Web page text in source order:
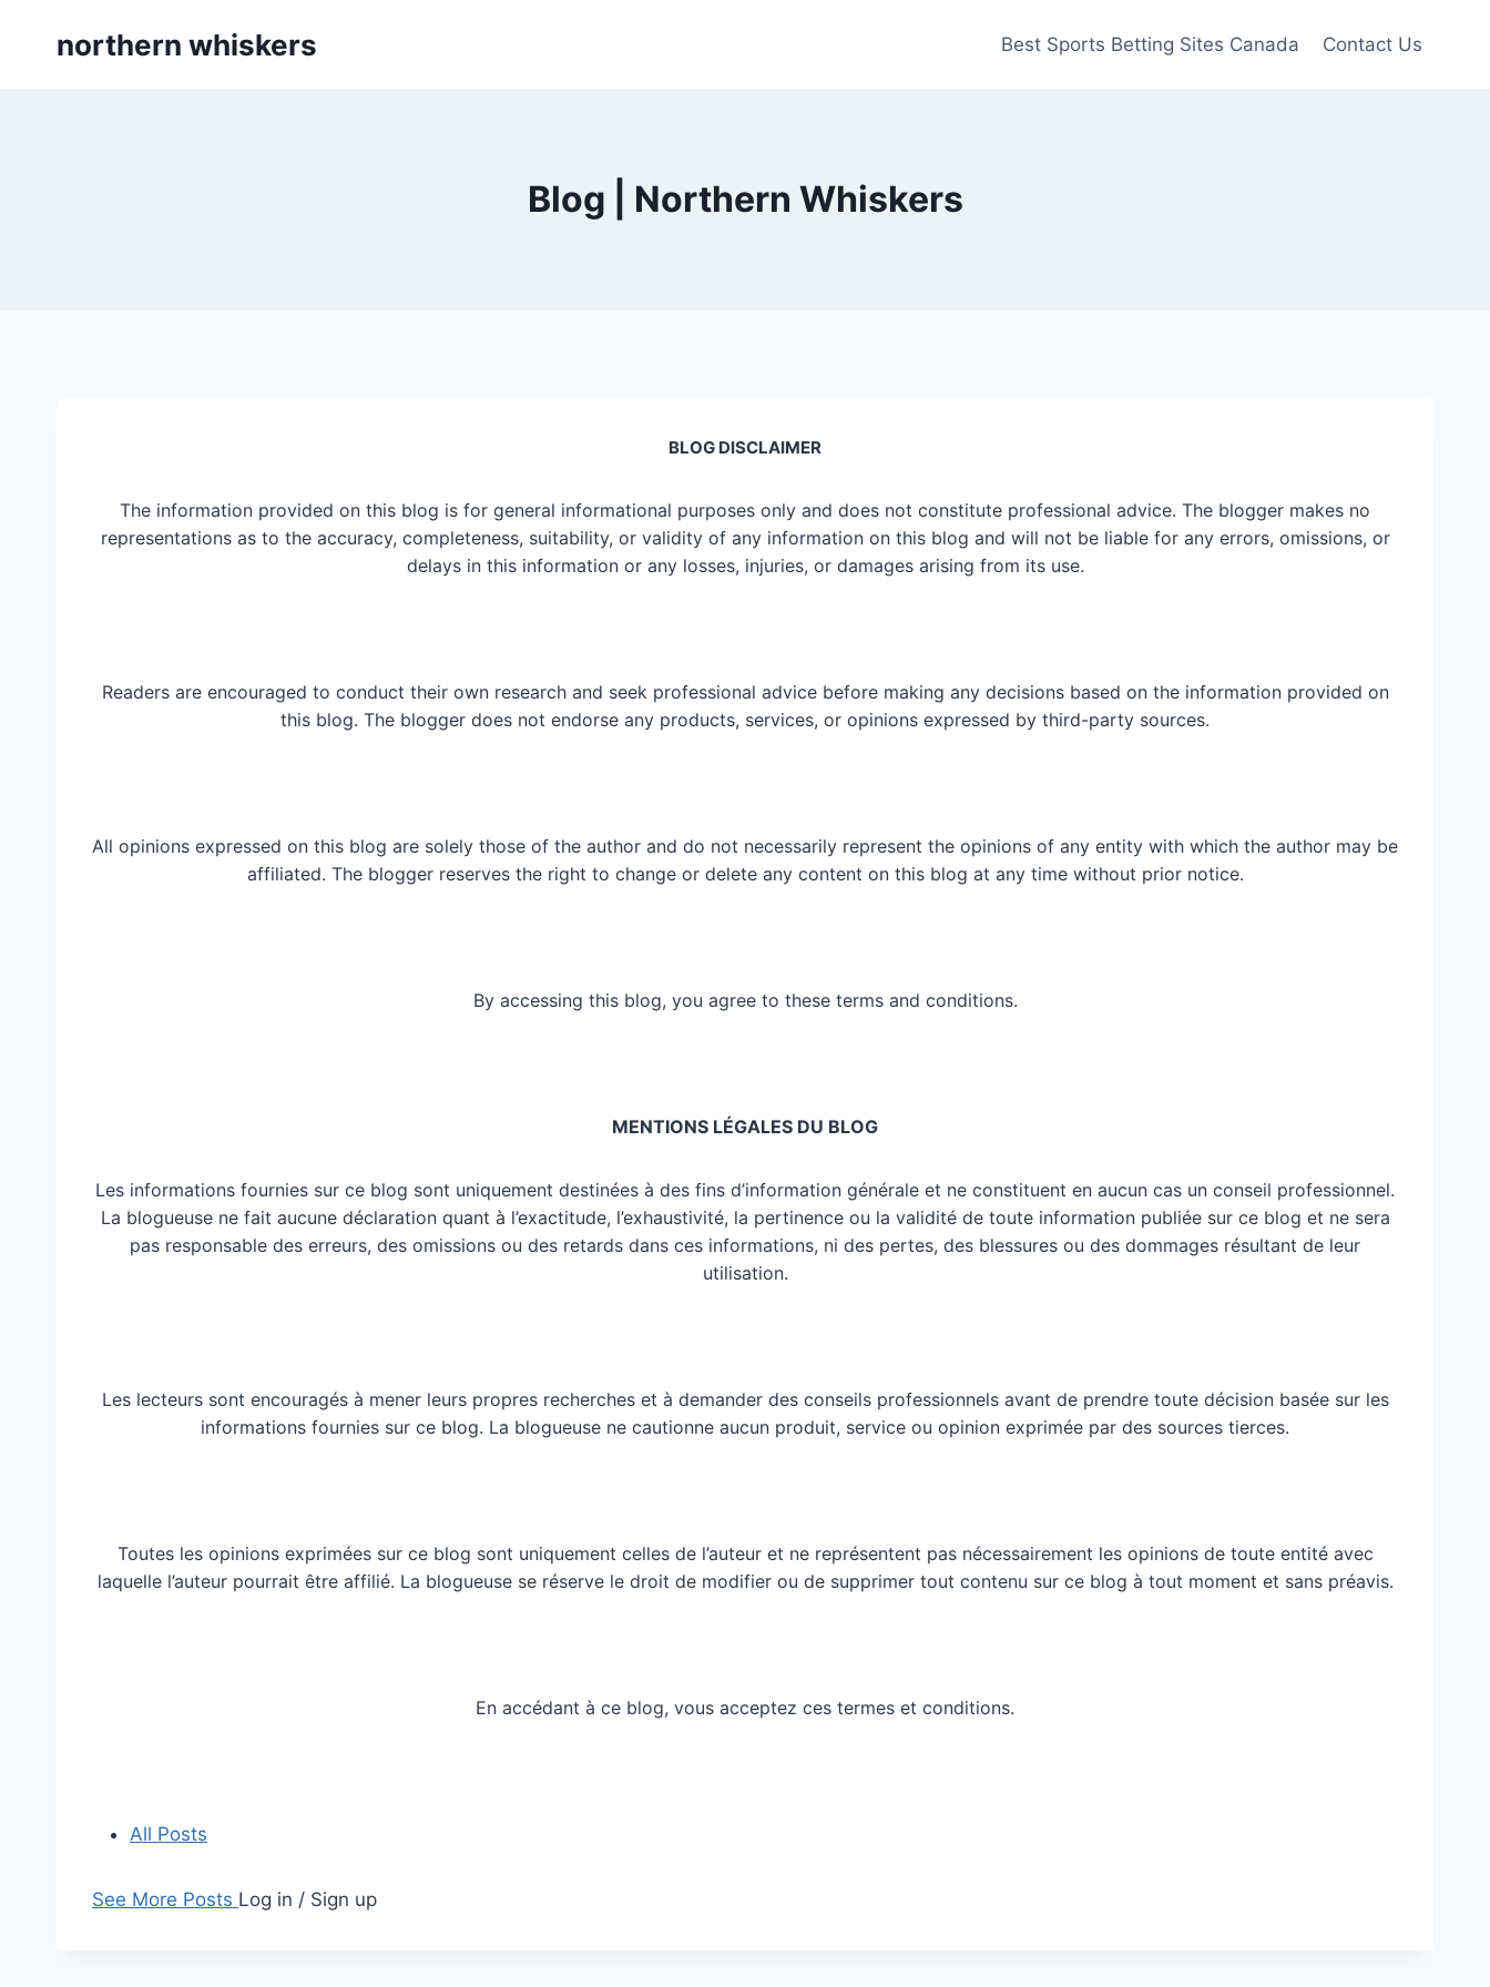
northern whiskers Best Sports Betting Sites Canada Contact Us
Blog | Northern Whiskers
BLOG DISCLAIMER
The information provided on this blog is for general informational purposes only and does not constitute professional advice. The blogger makes no
representations as to the accuracy, completeness, suitability, or validity of any information on this blog and will not be liable for any errors, omissions, or
delays in this information or any losses, injuries, or damages arising from its use.
Readers are encouraged to conduct their own research and seek professional advice before making any decisions based on the information provided on
this blog. The blogger does not endorse any products, services, or opinions expressed by third-party sources.
All opinions expressed on this blog are solely those of the author and do not necessarily represent the opinions of any entity with which the author may be
affiliated. The blogger reserves the right to change or delete any content on this blog at any time without prior notice.
By accessing this blog, you agree to these terms and conditions.
MENTIONS LÉGALES DU BLOG
Les informations fournies sur ce blog sont uniquement destinées à des fins d’information générale et ne constituent en aucun cas un conseil professionnel.
La blogueuse ne fait aucune déclaration quant à l’exactitude, l’exhaustivité, la pertinence ou la validité de toute information publiée sur ce blog et ne sera
pas responsable des erreurs, des omissions ou des retards dans ces informations, ni des pertes, des blessures ou des dommages résultant de leur
utilisation.
Les lecteurs sont encouragés à mener leurs propres recherches et à demander des conseils professionnels avant de prendre toute décision basée sur les
informations fournies sur ce blog. La blogueuse ne cautionne aucun produit, service ou opinion exprimée par des sources tierces.
Toutes les opinions exprimées sur ce blog sont uniquement celles de l’auteur et ne représentent pas nécessairement les opinions de toute entité avec
laquelle l’auteur pourrait être affilié. La blogueuse se réserve le droit de modifier ou de supprimer tout contenu sur ce blog à tout moment et sans préavis.
En accédant à ce blog, vous acceptez ces termes et conditions.
All Posts
See More Posts Log in / Sign up